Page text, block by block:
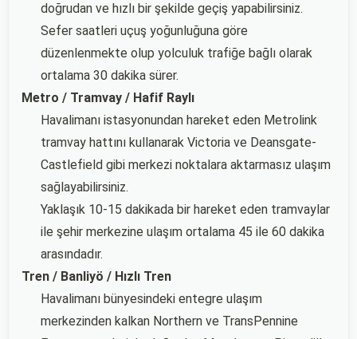
doğrudan ve hızlı bir şekilde geçiş yapabilirsiniz.
Sefer saatleri uçuş yoğunluğuna göre
düzenlenmekte olup yolculuk trafiğe bağlı olarak
ortalama 30 dakika sürer.
Metro / Tramvay / Hafif Raylı
Havalimanı istasyonundan hareket eden Metrolink
tramvay hattını kullanarak Victoria ve Deansgate-
Castlefield gibi merkezi noktalara aktarmasız ulaşım
sağlayabilirsiniz.
Yaklaşık 10-15 dakikada bir hareket eden tramvaylar
ile şehir merkezine ulaşım ortalama 45 ile 60 dakika
arasındadır.
Tren / Banliyö / Hızlı Tren
Havalimanı bünyesindeki entegre ulaşım
merkezinden kalkan Northern ve TransPennine